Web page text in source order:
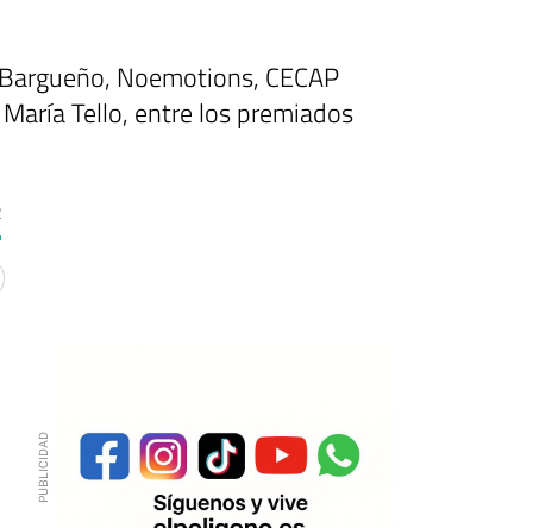
Noemotions, CECAP
Tello, entre los premiados